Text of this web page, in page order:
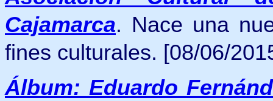
Cajamarca. Nace una
fines culturales. [08/06/
Álbum: Eduardo